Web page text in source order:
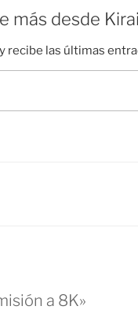
más desde
recibe las últimas
a 8K»